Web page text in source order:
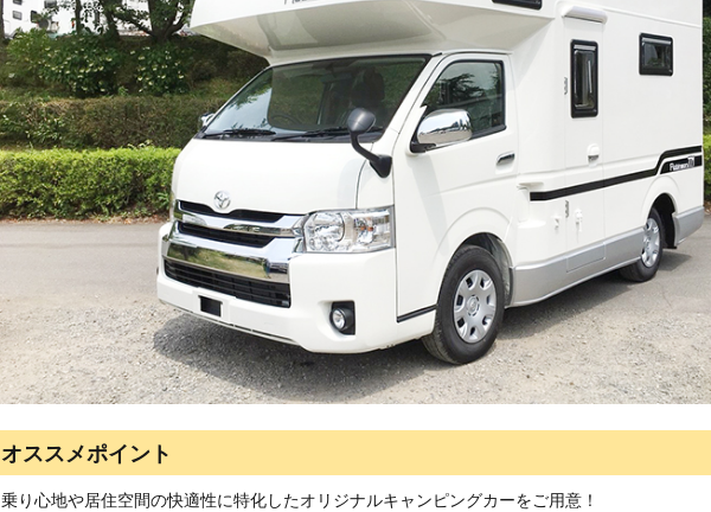
オススメポイント
乗り心地や居住空間の快適性に特化したオリジナルキャンピングカーをご用意！